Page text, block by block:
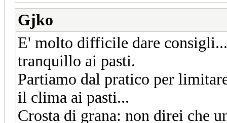
Gjko
E' molto difficile dare
tranquillo ai pasti.
Partiamo dal pratico per
il clima ai pasti...
Crosta di grana: non direi che